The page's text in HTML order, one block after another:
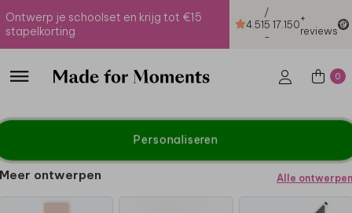
Ontwerp je schoolset en krijg tot €15
stapelkorting
4.51
/
5
-
17.150+
reviews
0
Personaliseren
Meer ontwerpen Alle ontwerpen